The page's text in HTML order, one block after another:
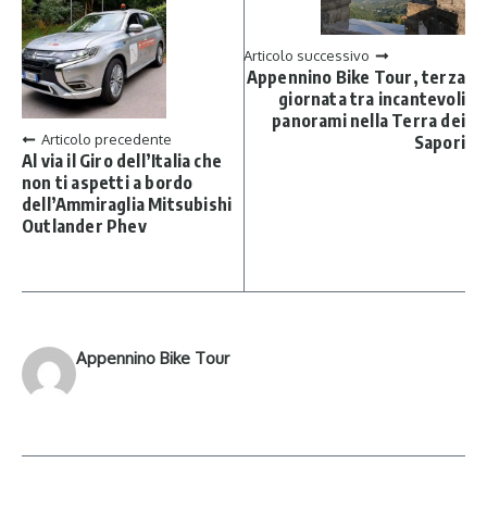
Articolo precedente
Al via il Giro dell’Italia che
non ti aspetti a bordo
dell’Ammiraglia Mitsubishi
Outlander Phev
Articolo successivo
Appennino Bike Tour, terza
giornata tra incantevoli
panorami nella Terra dei
Sapori
Appennino Bike Tour